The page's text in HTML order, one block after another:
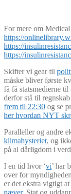
For mere om
https://
https://
https://
Skifter vi gear til
måske bliver første
få få statsmedierne
derfor stå til
frem til 22:30 og se
her hvordan NYT
Paralleller og andre
klimahysteriet, og
på al dårligdom i
I en tid hvor ‘vi’ har
over for
er det ekstra vigtigt
næver. Stat og